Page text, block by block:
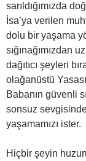
sarıldığımızda
İsa’ya verilen
dolu bir yaşama
sığınağımızdan
dağıtıcı şeyleri
olağanüstü
Babanın güvenli
sonsuz
yaşamamızı ister.
Hiçbir şeyin